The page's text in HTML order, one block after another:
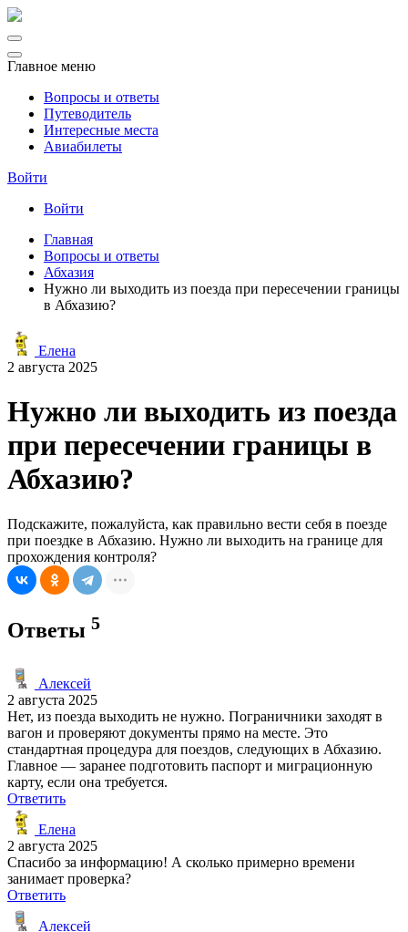
Главное меню
Вопросы и ответы
Путеводитель
Интересные места
Авиабилеты
Войти
Войти
Главная
Вопросы и ответы
Абхазия
Нужно ли выходить из поезда при пересечении границы
в Абхазию?
Елена
2 августа 2025
Нужно ли выходить из поезда
при пересечении границы в
Абхазию?
Подскажите, пожалуйста, как правильно вести себя в поезде
при поездке в Абхазию. Нужно ли выходить на границе для
прохождения контроля?
Ответы 5
Алексей
2 августа 2025
Нет, из поезда выходить не нужно. Пограничники заходят в
вагон и проверяют документы прямо на месте. Это
стандартная процедура для поездов, следующих в Абхазию.
Главное — заранее подготовить паспорт и миграционную
карту, если она требуется.
Ответить
Елена
2 августа 2025
Спасибо за информацию! А сколько примерно времени
занимает проверка?
Ответить
Алексей